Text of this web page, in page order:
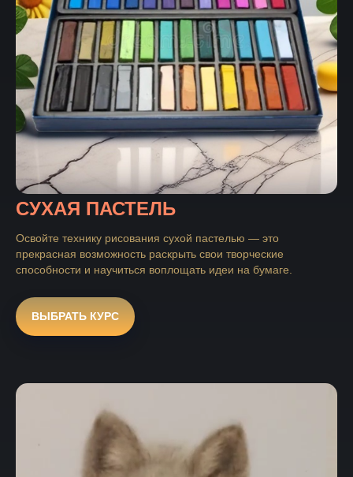
СУХАЯ ПАСТЕЛЬ
Освойте технику рисования сухой пастелью — это
прекрасная возможность раскрыть свои творческие
способности и научиться воплощать идеи на бумаге.
ВЫБРАТЬ КУРС